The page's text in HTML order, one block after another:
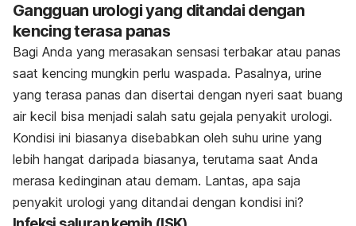
Gangguan urologi yang ditandai dengan
kencing terasa panas
Bagi Anda yang merasakan sensasi terbakar atau panas
saat kencing mungkin perlu waspada. Pasalnya, urine
yang terasa panas dan disertai dengan nyeri saat buang
air kecil bisa menjadi salah satu gejala penyakit urologi.
Kondisi ini biasanya disebabkan oleh suhu urine yang
lebih hangat daripada biasanya, terutama saat Anda
merasa kedinginan atau demam. Lantas, apa saja
penyakit urologi yang ditandai dengan kondisi ini?